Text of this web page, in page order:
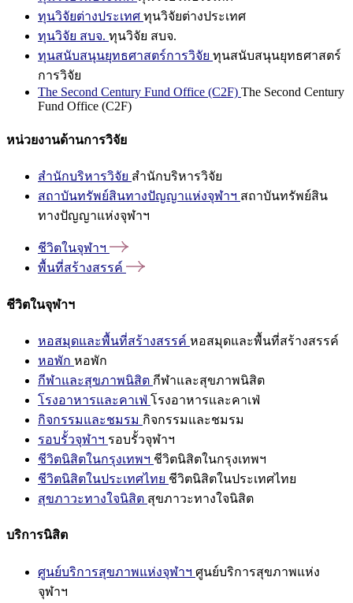
ทุนวิจัยต่างประเทศ ทุนวิจัยต่างประเทศ
ทุนวิจัย สบจ. ทุนวิจัย สบจ.
ทุนสนับสนุนยุทธศาสตร์การวิจัย ทุนสนับสนุนยุทธศาสตร์
การวิจัย
The Second Century Fund Office (C2F) The Second Century
Fund Office (C2F)
หน่วยงานด้านการวิจัย
สำนักบริหารวิจัย สำนักบริหารวิจัย
สถาบันทรัพย์สินทางปัญญาแห่งจุฬาฯ สถาบันทรัพย์สิน
ทางปัญญาแห่งจุฬาฯ
ชีวิตในจุฬาฯ
พื้นที่สร้างสรรค์
ชีวิตในจุฬาฯ
หอสมุดและพื้นที่สร้างสรรค์ หอสมุดและพื้นที่สร้างสรรค์
หอพัก หอพัก
กีฬาและสุขภาพนิสิต กีฬาและสุขภาพนิสิต
โรงอาหารและคาเฟ่ โรงอาหารและคาเฟ่
กิจกรรมและชมรม กิจกรรมและชมรม
รอบรั้วจุฬาฯ รอบรั้วจุฬาฯ
ชีวิตนิสิตในกรุงเทพฯ ชีวิตนิสิตในกรุงเทพฯ
ชีวิตนิสิตในประเทศไทย ชีวิตนิสิตในประเทศไทย
สุขภาวะทางใจนิสิต สุขภาวะทางใจนิสิต
บริการนิสิต
ศูนย์บริการสุขภาพแห่งจุฬาฯ ศูนย์บริการสุขภาพแห่ง
จุฬาฯ